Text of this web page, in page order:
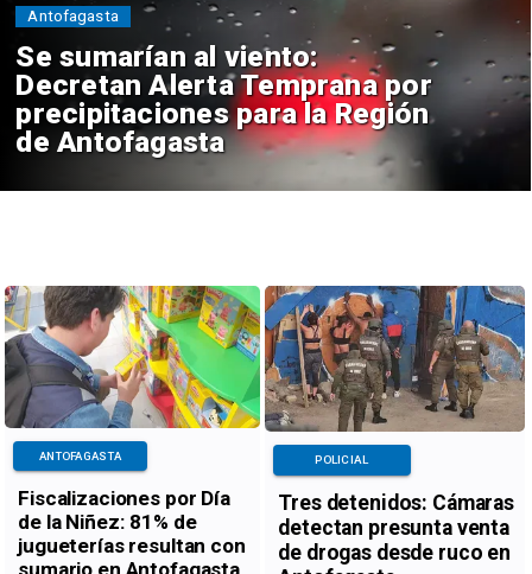
Se sumarían al viento:
Decretan Alerta Temprana por
precipitaciones para la Región
de Antofagasta
Antofagasta
Fiscalizaciones por Día
de la Niñez: 81% de
jugueterías resultan con
ANTOFAGASTA
Tres detenidos: Cámaras
detectan presunta venta
de drogas desde ruco en
POLICIAL